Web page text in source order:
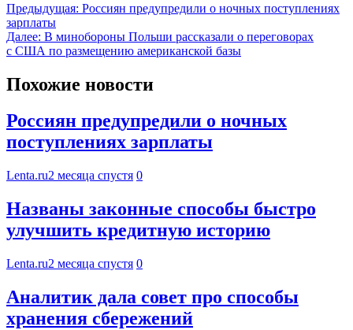
Предыдущая: Россиян предупредили о ночных поступлениях
зарплаты
Далее: В минобороны Польши рассказали о переговорах
с США по размещению американской базы
Похожие новости
Россиян предупредили о ночных
поступлениях зарплаты
Lenta.ru2 месяца спустя 0
Названы законные способы быстро
улучшить кредитную историю
Lenta.ru2 месяца спустя 0
Аналитик дала совет про способы
хранения сбережений